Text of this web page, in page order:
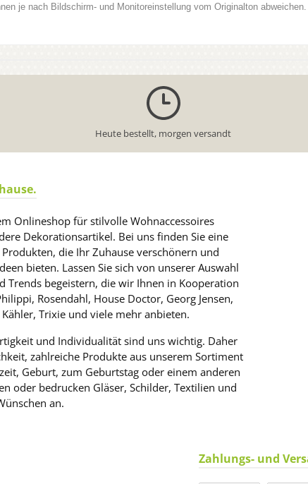
je nach Bildschirm- und Monitoreinstellung vom Originalton abweichen.
Heute bestellt, morgen versandt
Onlineshop für stilvolle Wohnaccessoires
Dekorationsartikel. Bei uns finden Sie eine
die Ihr Zuhause verschönern und
bieten. Lassen Sie sich von unserer Auswahl
Trends begeistern, die wir Ihnen in Kooperation
Rosendahl, House Doctor, Georg Jensen,
Trixie und viele mehr anbieten.
und Individualität sind uns wichtig. Daher
zahlreiche Produkte aus unserem Sortiment
Geburt, zum Geburtstag oder einem anderen
oder bedrucken Gläser, Schilder, Textilien und
an.
Zahlungs- und